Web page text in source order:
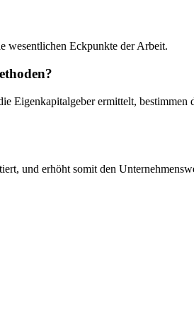
wesentlichen Eckpunkte der Arbeit.
ermittelt,
und erhöht somit den